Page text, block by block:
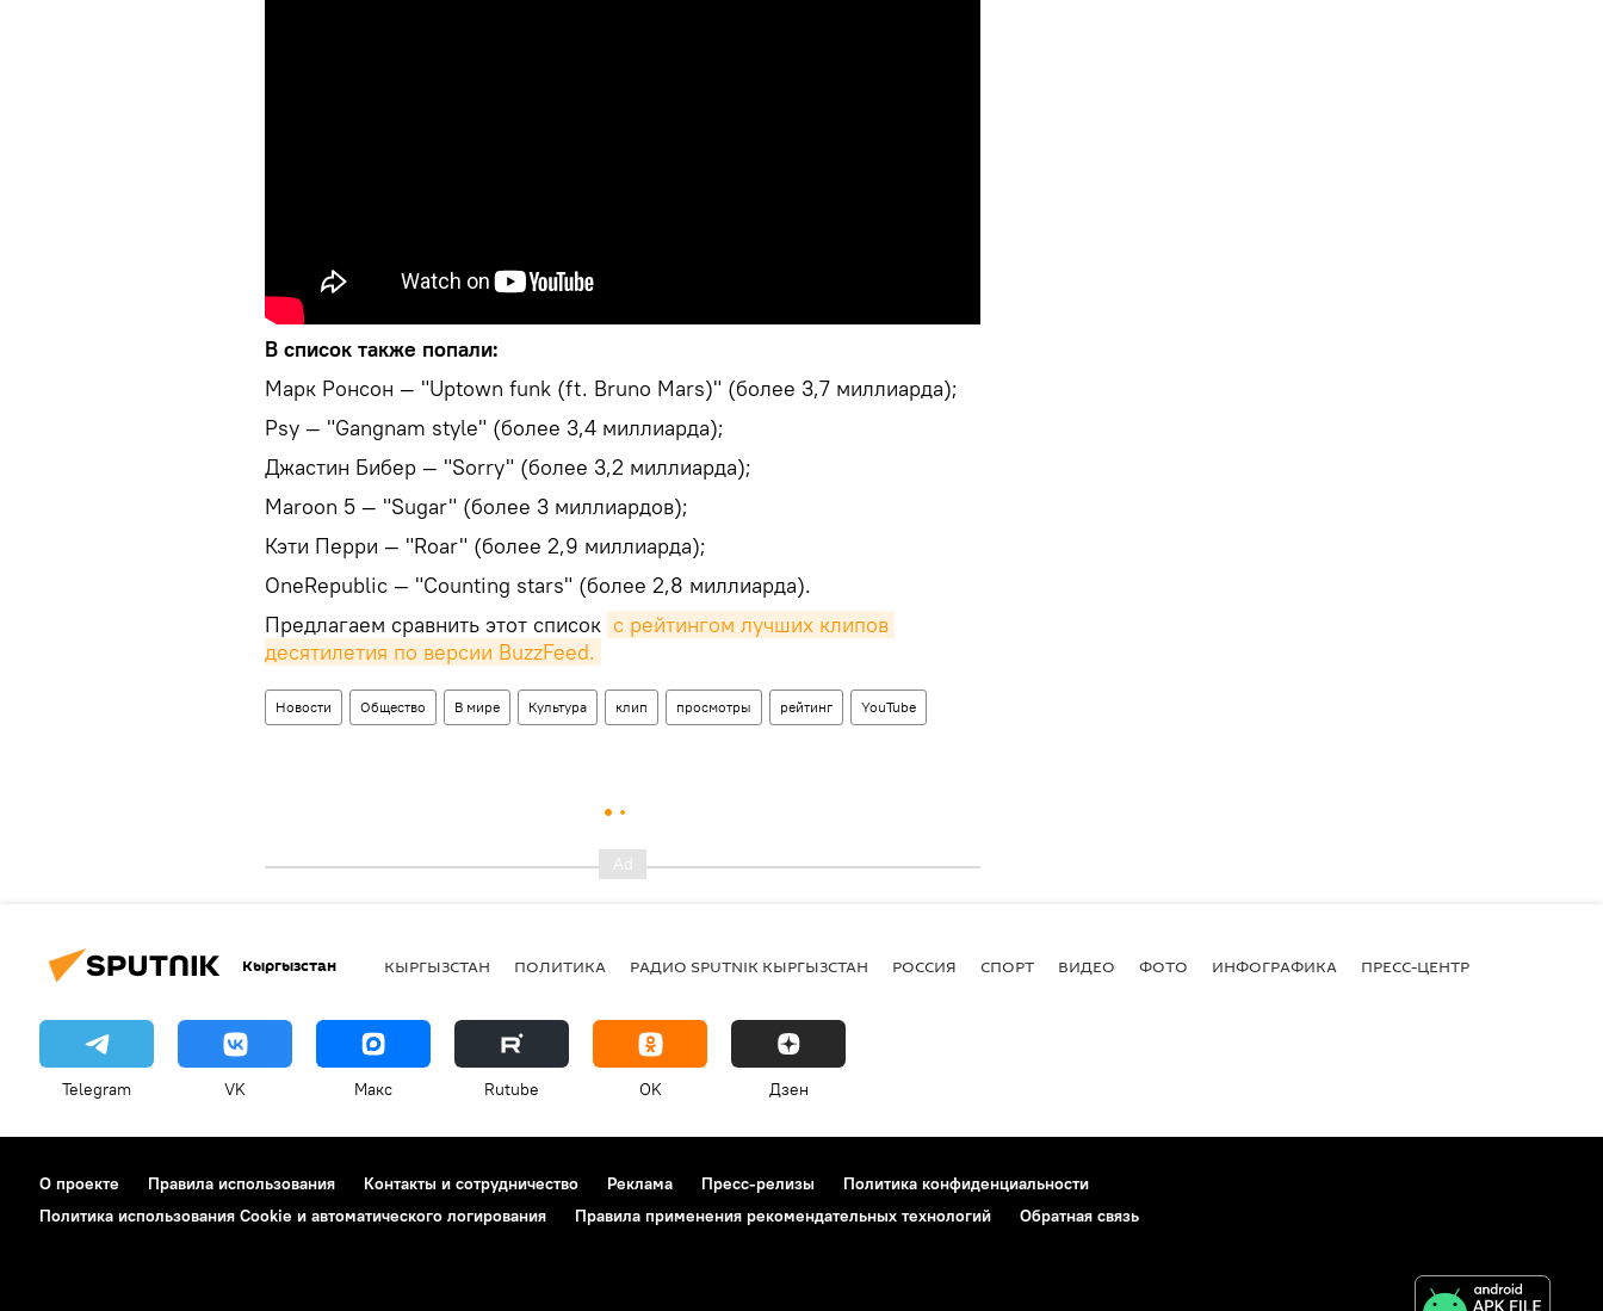
В список также попали:
Марк Ронсон — "Uptown funk (ft. Bruno Mars)" (более 3,7 миллиарда);
Psy — "Gangnam style" (более 3,4 миллиарда);
Джастин Бибер — "Sorry" (более 3,2 миллиарда);
Maroon 5 — "Sugar" (более 3 миллиардов);
Кэти Перри — "Roar" (более 2,9 миллиарда);
OneRepublic — "Counting stars" (более 2,8 миллиарда).
Предлагаем сравнить этот список с рейтингом лучших клипов
десятилетия по версии BuzzFeed.
Новости Общество В мире Культура клип просмотры рейтинг YouTube
Кыргызстан КЫРГЫЗСТАН ПОЛИТИКА РАДИО SPUTNIK КЫРГЫЗСТАН РОССИЯ СПОРТ ВИДЕО ФОТО ИНФОГРАФИКА ПРЕСС-ЦЕНТР
Telegram VK Макс Rutube OK Дзен
О проекте Правила использования Контакты и сотрудничество Реклама Пресс-релизы
Политика конфиденциальности
Политика использования Cookie и автоматического логирования
Правила применения рекомендательных технологий Обратная связь